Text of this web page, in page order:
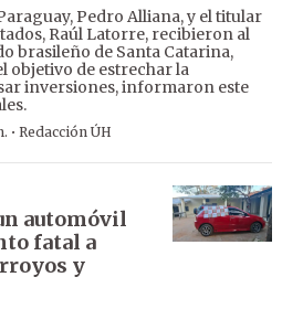
Pedro Alliana, y el titular
Raúl Latorre, recibieron al
brasileño de Santa Catarina,
objetivo de estrechar la
inversiones, informaron este
· Redacción ÚH
automóvil
fatal a
y